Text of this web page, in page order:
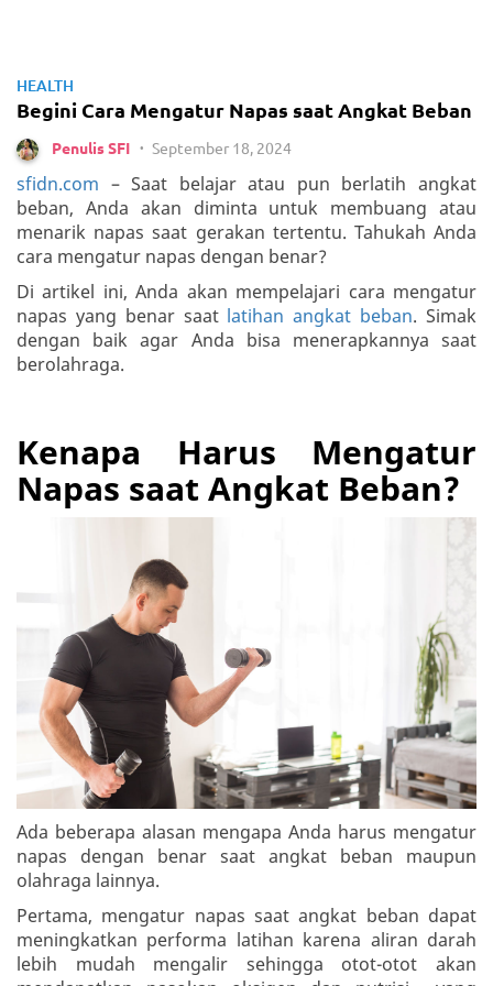
HEALTH
Begini Cara Mengatur Napas saat Angkat Beban
Penulis SFI • September 18, 2024
sfidn.com – Saat belajar atau pun berlatih angkat
beban, Anda akan diminta untuk membuang atau
menarik napas saat gerakan tertentu. Tahukah Anda
cara mengatur napas dengan benar?
Di artikel ini, Anda akan mempelajari cara mengatur
napas yang benar saat latihan angkat beban. Simak
dengan baik agar Anda bisa menerapkannya saat
berolahraga.
Kenapa Harus Mengatur
Napas saat Angkat Beban?
Ada beberapa alasan mengapa Anda harus mengatur
napas dengan benar saat angkat beban maupun
olahraga lainnya.
Pertama, mengatur napas saat angkat beban dapat
meningkatkan performa latihan karena aliran darah
lebih mudah mengalir sehingga otot-otot akan